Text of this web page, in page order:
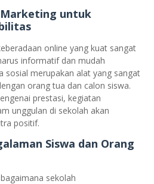
untuk
online yang kuat sangat
informatif dan mudah
sosial merupakan alat yang sangat
orang tua dan calon siswa.
prestasi, kegiatan
unggulan di sekolah akan
positif.
Siswa dan Orang
sekolah